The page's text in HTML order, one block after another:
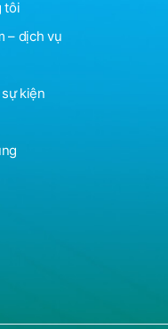
tôi
– dịch vụ
kiện